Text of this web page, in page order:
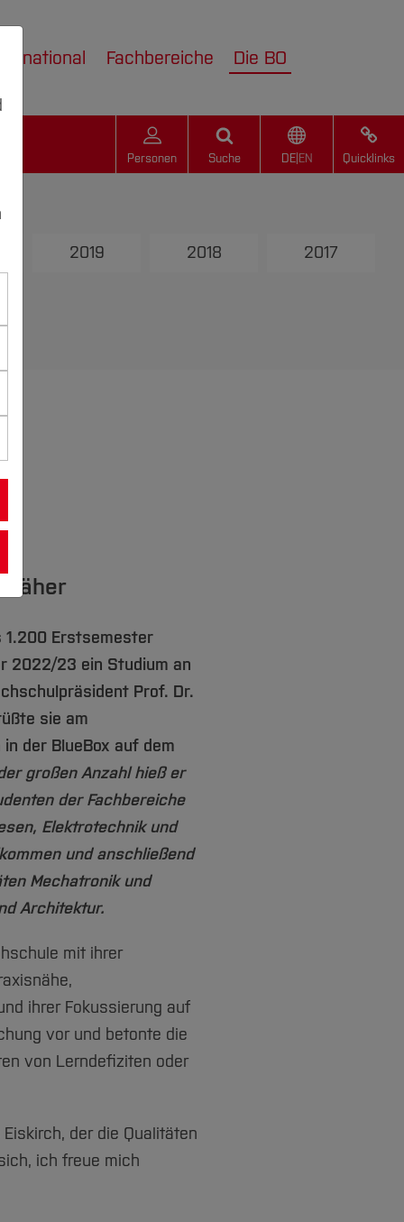
Fachbereiche Die BO
Personen Suche DE| EN Quicklinks
2019 2018 2017
näher
1.200 Erstsemester
2022/23 ein Studium an
Prof. Dr.
sie am
der BlueBox auf dem
großen Anzahl hieß er
der Fachbereiche
Elektrotechnik und
und anschließend
Mechatronik und
Architektur.
mit ihrer
ihrer Fokussierung auf
vor und betonte die
von Lerndefiziten oder
der die Qualitäten
ich freue mich